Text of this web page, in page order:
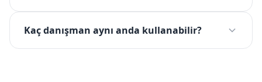
Kaç danışman aynı anda kullanabilir?